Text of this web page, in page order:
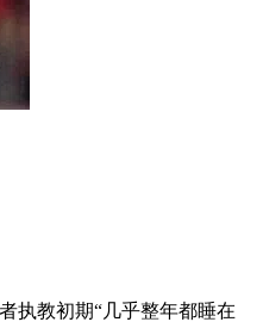
执教初期“几乎整年都睡在